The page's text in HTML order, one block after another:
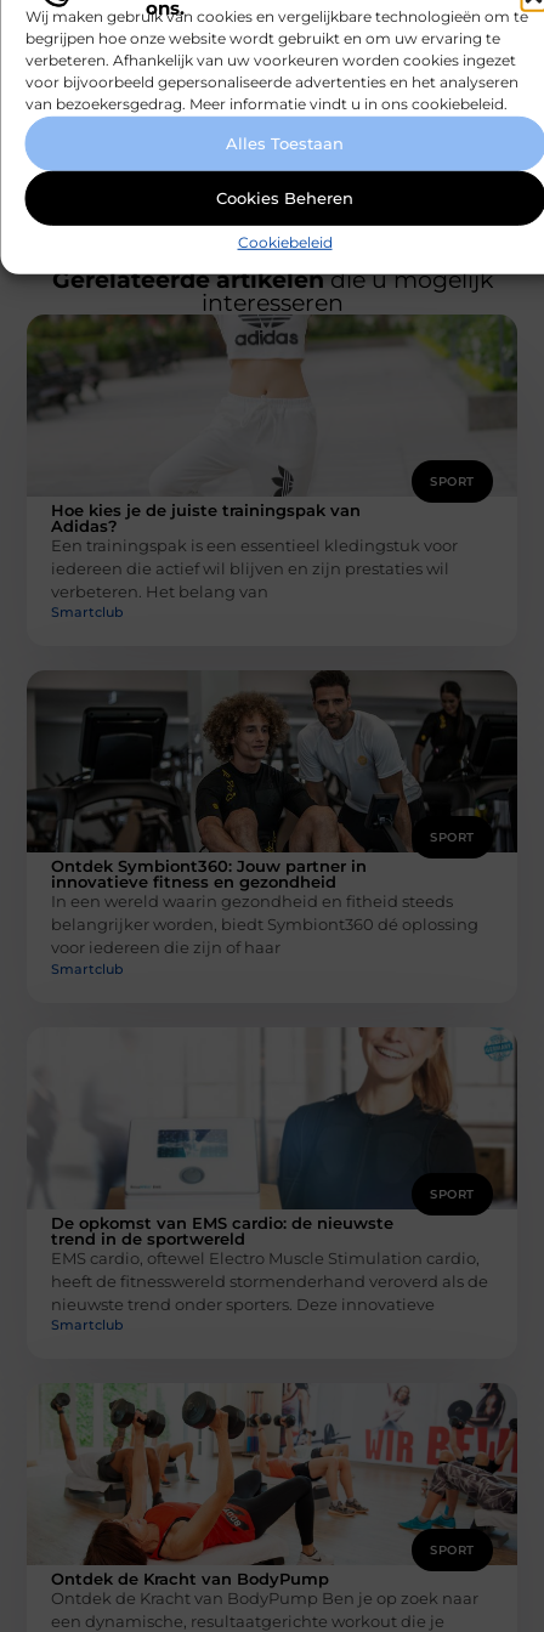
ons.
Wij maken gebruik van cookies en vergelijkbare technologieën om te
begrijpen hoe onze website wordt gebruikt en om uw ervaring te
verbeteren. Afhankelijk van uw voorkeuren worden cookies ingezet
voor bijvoorbeeld gepersonaliseerde advertenties en het analyseren
van bezoekersgedrag. Meer informatie vindt u in ons cookiebeleid.
Alles Toestaan
Cookies Beheren
Cookiebeleid
snel te
moderniseren
Kabelaring
kiezen voor
Gerelateerde artikelendie u mogelijk
interesseren
SPORT
Hoe kies je de juiste trainingspak van
Adidas?
Een trainingspak is een essentieel kledingstuk voor
iedereen die actief wil blijven en zijn prestaties wil
verbeteren. Het belang van
Smartclub
SPORT
Ontdek Symbiont360: Jouw partner in
innovatieve fitness en gezondheid
In een wereld waarin gezondheid en fitheid steeds
belangrijker worden, biedt Symbiont360 dé oplossing
voor iedereen die zijn of haar
Smartclub
SPORT
De opkomst van EMS cardio: de nieuwste
trend in de sportwereld
EMS cardio, oftewel Electro Muscle Stimulation cardio,
heeft de fitnesswereld stormenderhand veroverd als de
nieuwste trend onder sporters. Deze innovatieve
Smartclub
SPORT
Ontdek de Kracht van BodyPump
Ontdek de Kracht van BodyPump Ben je op zoek naar
een dynamische, resultaatgerichte workout die je